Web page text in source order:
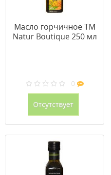
Масло горчичное ТМ
Natur Boutique 250 мл
0
Отсутствует